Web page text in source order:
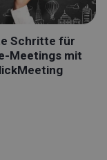
Schritte für
Meetings mit